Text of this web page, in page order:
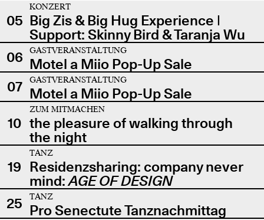
05
KONZERT
Big Zis & Big Hug Experience |
Support: Skinny Bird & Taranja Wu
06
GASTVERANSTALTUNG
Motel a Miio Pop-Up Sale
07
GASTVERANSTALTUNG
Motel a Miio Pop-Up Sale
10
ZUM MITMACHEN
the pleasure of walking through
the night
19
TANZ
Residenzsharing: company never
mind:AGE OF DESIGN
25
TANZ
Pro Senectute Tanznachmittag